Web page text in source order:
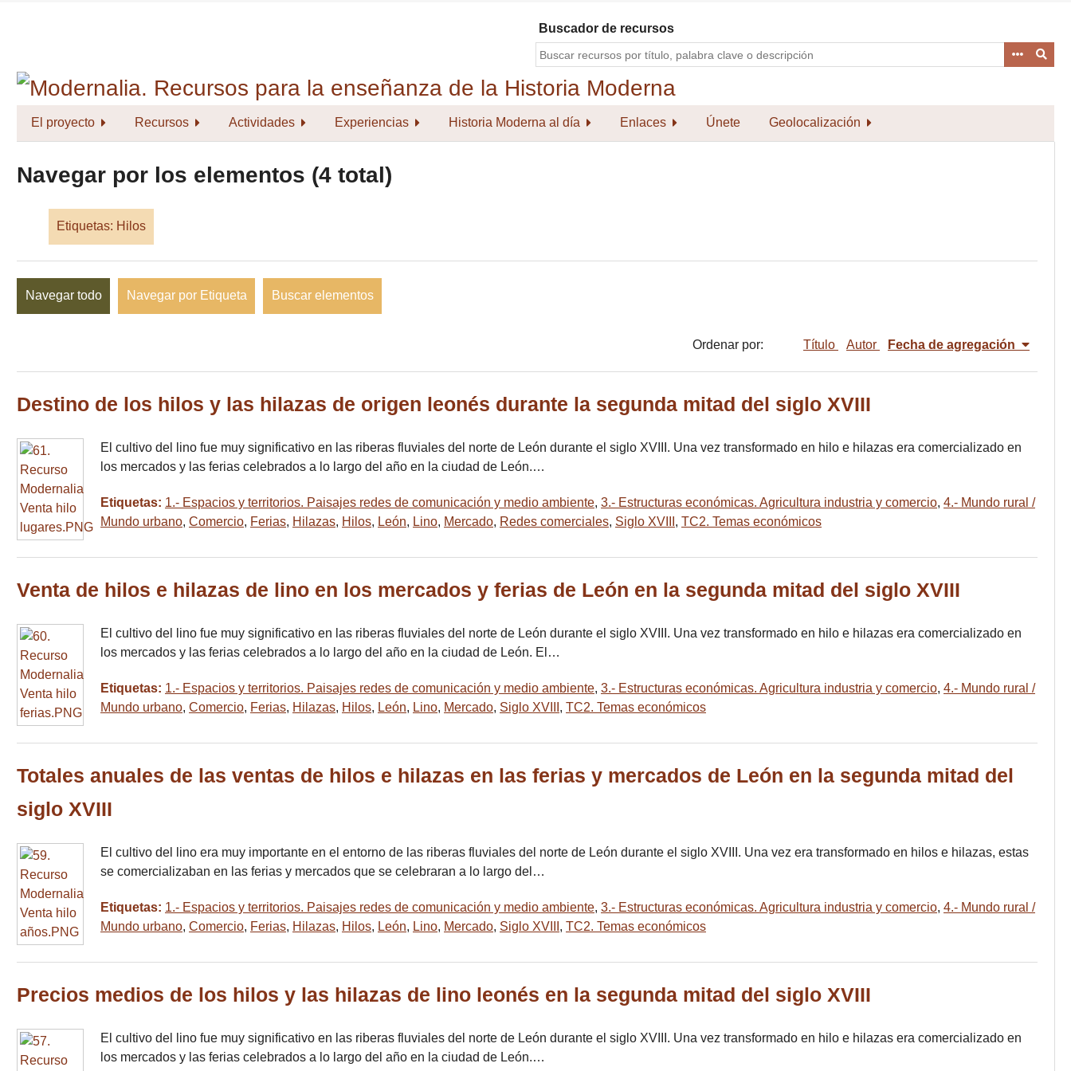
Buscador de recursos
El proyecto Recursos Actividades Experiencias Historia Moderna al día Enlaces Únete Geolocalización
Navegar por los elementos (4 total)
Etiquetas: Hilos
Navegar todo Navegar por Etiqueta Buscar elementos
Ordenar por: Título Autor Fecha de agregación
Destino de los hilos y las hilazas de origen leonés durante la segunda mitad del siglo XVIII
El cultivo del lino fue muy significativo en las riberas fluviales del norte de León durante el siglo XVIII. Una vez transformado en hilo e hilazas era comercializado en
los mercados y las ferias celebrados a lo largo del año en la ciudad de León.…
Etiquetas: 1.- Espacios y territorios. Paisajes redes de comunicación y medio ambiente, 3.- Estructuras económicas. Agricultura industria y comercio, 4.- Mundo rural /
Mundo urbano, Comercio, Ferias, Hilazas, Hilos, León, Lino, Mercado, Redes comerciales, Siglo XVIII , TC2. Temas económicos
Venta de hilos e hilazas de lino en los mercados y ferias de León en la segunda mitad del siglo XVIII
El cultivo del lino fue muy significativo en las riberas fluviales del norte de León durante el siglo XVIII. Una vez transformado en hilo e hilazas era comercializado en
los mercados y las ferias celebrados a lo largo del año en la ciudad de León. El…
Etiquetas: 1.- Espacios y territorios. Paisajes redes de comunicación y medio ambiente, 3.- Estructuras económicas. Agricultura industria y comercio, 4.- Mundo rural /
Mundo urbano, Comercio, Ferias, Hilazas, Hilos, León, Lino, Mercado, Siglo XVIII , TC2. Temas económicos
Totales anuales de las ventas de hilos e hilazas en las ferias y mercados de León en la segunda mitad del
siglo XVIII
El cultivo del lino era muy importante en el entorno de las riberas fluviales del norte de León durante el siglo XVIII. Una vez era transformado en hilos e hilazas, estas
se comercializaban en las ferias y mercados que se celebraran a lo largo del…
Etiquetas: 1.- Espacios y territorios. Paisajes redes de comunicación y medio ambiente, 3.- Estructuras económicas. Agricultura industria y comercio, 4.- Mundo rural /
Mundo urbano, Comercio, Ferias, Hilazas, Hilos, León, Lino, Mercado, Siglo XVIII , TC2. Temas económicos
Precios medios de los hilos y las hilazas de lino leonés en la segunda mitad del siglo XVIII
El cultivo del lino fue muy significativo en las riberas fluviales del norte de León durante el siglo XVIII. Una vez transformado en hilo e hilazas era comercializado en
los mercados y las ferias celebrados a lo largo del año en la ciudad de León.…